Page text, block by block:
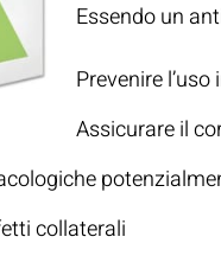
Essendo un
Prevenire
Assicurare il
collaterali